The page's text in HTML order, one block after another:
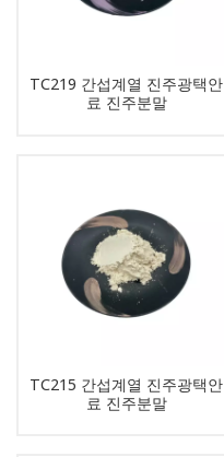
TC219 간섭계열 진주광택안
료 진주분말
TC215 간섭계열 진주광택안
료 진주분말